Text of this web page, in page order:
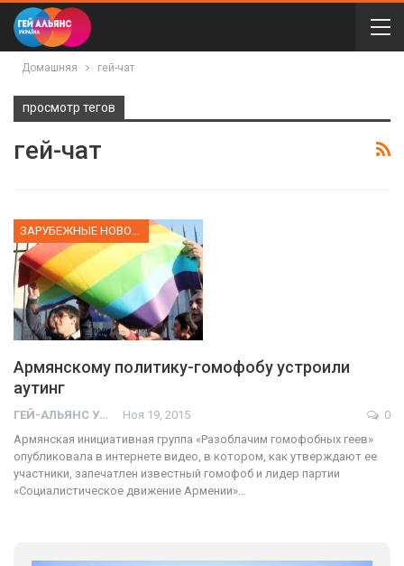
Домашняя гей-чат
просмотр тегов
гей-чат
Армянскому политику-гомофобу устроили
аутинг
ГЕЙ-АЛЬЯНС УКРАИНА Ноя 19, 2015
0
Армянская инициативная группа «Разоблачим гомофобных геев»
опубликовала в интернете видео, в котором, как утверждают ее
участники, запечатлен известный гомофоб и лидер партии
«Социалистическое движение Армении»…